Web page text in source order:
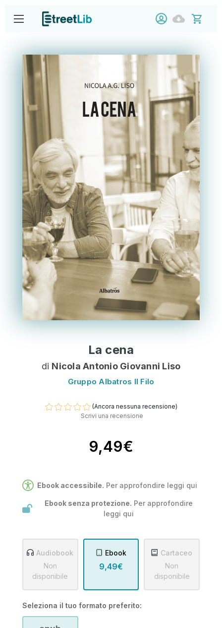
La cena
di Nicola Antonio Giovanni Liso
Gruppo Albatros Il Filo
(Ancora nessuna recensione)
Scrivi una recensione
9,49€
Ebook senza protezione. Per approfondire
leggi qui
Ebook accessibile. Per approfondire leggi qui
Audiobook
Non
disponibile
Ebook
9,49€
Cartaceo
Non
disponibile
Seleziona il tuo formato preferito: